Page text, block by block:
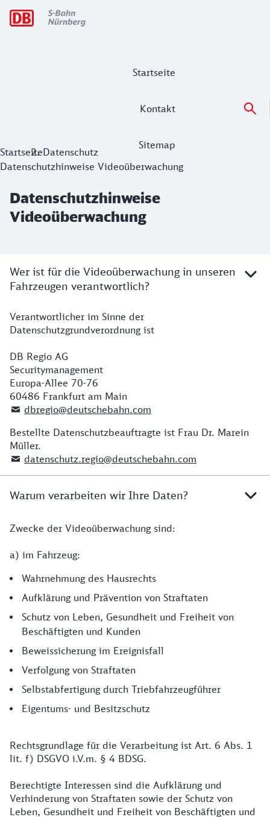
Startseite
Kontakt
Sitemap
Hauptnavigation
Datenschutzhinweise
StartseiteDatenschutz
Datenschutzhinweise Videoüberwachung
Datenschutzhinweise
Videoüberwachung
Wer ist für die Videoüberwachung in unseren
Fahrzeugen verantwortlich?
Verantwortlicher im Sinne der
Datenschutzgrundverordnung ist
DB Regio AG
Securitymanagement
Europa-Allee 70-76
60486 Frankfurt am Main
dbregio@deutschebahn.com
Bestellte Datenschutzbeauftragte ist Frau Dr. Marein
Müller.
datenschutz.regio@deutschebahn.com
Warum verarbeiten wir Ihre Daten?
Zwecke der Videoüberwachung sind:
a) im Fahrzeug:
Wahrnehmung des Hausrechts
Aufklärung und Prävention von Straftaten
Schutz von Leben, Gesundheit und Freiheit von
Beschäftigten und Kunden
Beweissicherung im Ereignisfall
Verfolgung von Straftaten
Selbstabfertigung durch Triebfahrzeugführer
Eigentums- und Besitzschutz
Rechtsgrundlage für die Verarbeitung ist Art. 6 Abs. 1
lit. f) DSGVO i.V.m. § 4 BDSG.
Berechtigte Interessen sind die Aufklärung und
Verhinderung von Straftaten sowie der Schutz von
Leben, Gesundheit und Freiheit von Beschäftigten und